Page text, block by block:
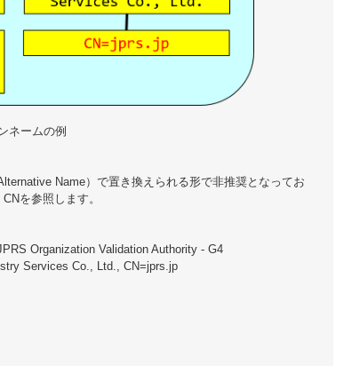
ネームの例
Name）で置き換えられる形で非推奨となってお
を参照します。
Organization Validation Authority - G4
Services Co., Ltd., CN=jprs.jp